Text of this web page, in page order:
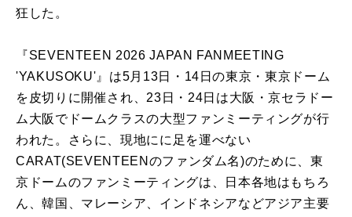
狂した。
『SEVENTEEN 2026 JAPAN FANMEETING
'YAKUSOKU'』は5月13日・14日の東京・東京ドーム
を皮切りに開催され、23日・24日は大阪・京セラドー
ム大阪でドームクラスの大型ファンミーティングが行
われた。さらに、現地にに足を運べない
CARAT(SEVENTEENのファンダム名)のために、東
京ドームのファンミーティングは、日本各地はもちろ
ん、韓国、マレーシア、インドネシアなどアジア主要